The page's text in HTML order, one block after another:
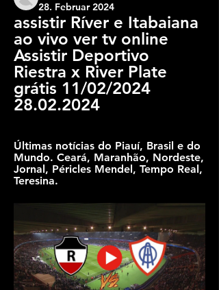
28. Februar 2024
assistir Ríver e Itabaiana
ao vivo ver tv online
Assistir Deportivo
Riestra x River Plate
grátis 11/02/2024
28.02.2024
Últimas notícias do Piauí, Brasil e do
Mundo. Ceará, Maranhão, Nordeste,
Jornal, Péricles Mendel, Tempo Real,
Teresina.